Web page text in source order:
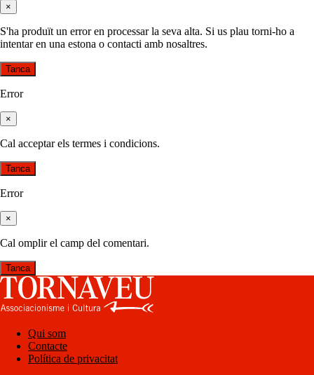
×
S'ha produït un error en processar la seva alta. Si us plau torni-ho a
intentar en una estona o contacti amb nosaltres.
Tanca
Error
×
Cal acceptar els termes i condicions.
Tanca
Error
×
Cal omplir el camp del comentari.
Tanca
Qui som
Contacte
Política de privacitat